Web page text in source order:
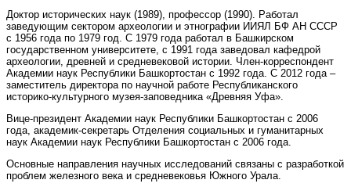
Доктор исторических наук (1989), профессор (1990). Работал
заведующим сектором археологии и этнографии ИИЯЛ БФ АН СССР
с 1956 года по 1979 год. С 1979 года работал в Башкирском
государственном университете, с 1991 года заведовал кафедрой
археологии, древней и средневековой истории. Член-корреспондент
Академии наук Республики Башкортостан с 1992 года. С 2012 года –
заместитель директора по научной работе Республиканского
историко-культурного музея-заповедника «Древняя Уфа».
Вице-президент Академии наук Республики Башкортостан с 2006
года, академик-секретарь Отделения социальных и гуманитарных
наук Академии наук Республики Башкортостан с 2006 года.
Основные направления научных исследований связаны с разработкой
проблем железного века и средневековья Южного Урала.